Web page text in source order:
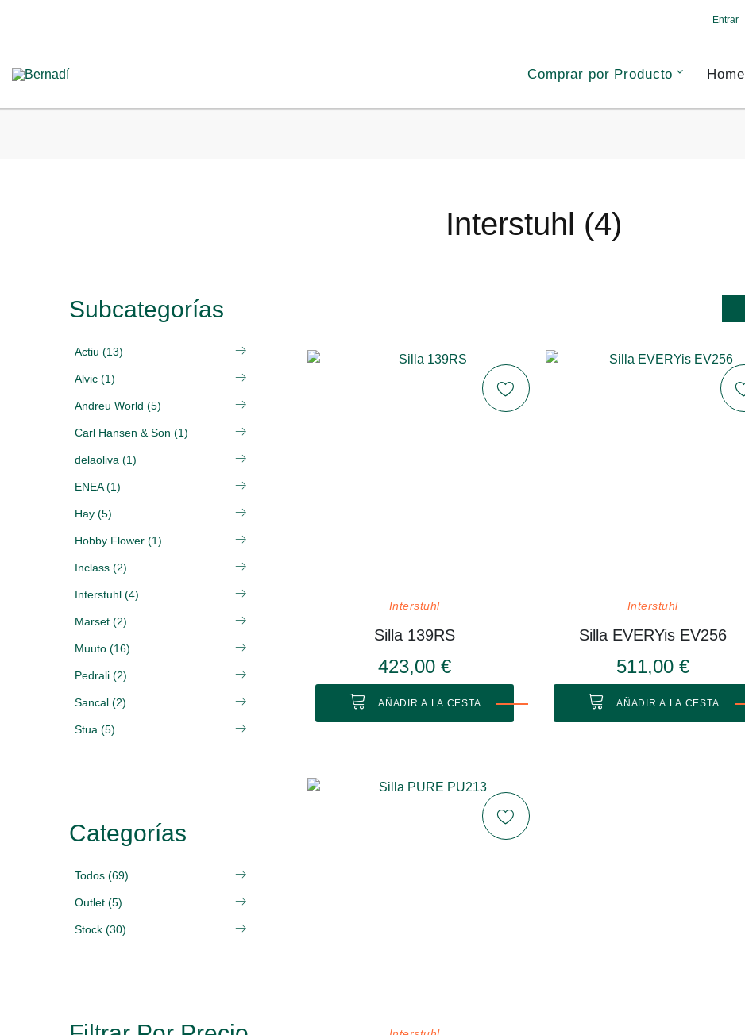
Entrar
Comprar por Producto Home
Interstuhl (4)
Interstuhl
Silla 139RS
423,00 €
AÑADIR A LA CESTA
Interstuhl
Silla EVERYis EV256
511,00 €
AÑADIR A LA CESTA
Subcategorías
Actiu (13)
Alvic (1)
Andreu World (5)
Carl Hansen & Son (1)
delaoliva (1)
ENEA (1)
Hay (5)
Hobby Flower (1)
Inclass (2)
Interstuhl (4)
Marset (2)
Muuto (16)
Pedrali (2)
Sancal (2)
Stua (5)
Categorías
Todos (69)
Outlet (5)
Stock (30)